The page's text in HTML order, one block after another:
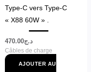
Type-C vers Type-C
« X88 60W » .
د.ج470.00
Câbles de charge
AJOUTER AU